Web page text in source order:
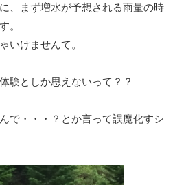
、まず増水が予想される雨量の時
。
いけませんて。
験としか思えないって？？
で・・・？とか言って誤魔化すシ